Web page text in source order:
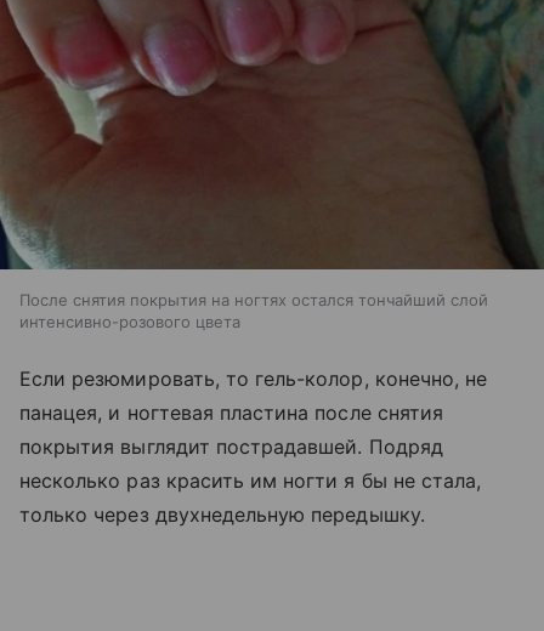
После снятия покрытия на ногтях остался тончайший слой
интенсивно-розового цвета
Если резюмировать, то гель-колор, конечно, не
панацея, и ногтевая пластина после снятия
покрытия выглядит пострадавшей. Подряд
несколько раз красить им ногти я бы не стала,
только через двухнедельную передышку.